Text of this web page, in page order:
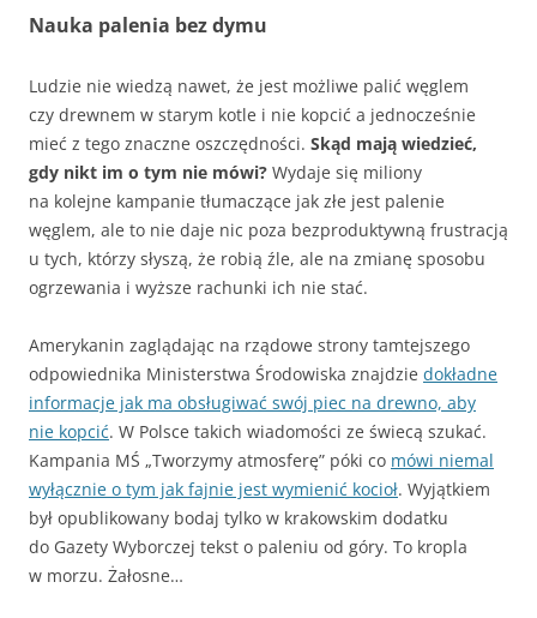
Nauka palenia bez dymu
Ludzie nie wiedzą nawet, że jest możliwe palić węglem
czy drewnem w starym kotle i nie kopcić a jednocześnie
mieć z tego znaczne oszczędności. Skąd mają wiedzieć,
gdy nikt im o tym nie mówi? Wydaje się miliony
na kolejne kampanie tłumaczące jak złe jest palenie
węglem, ale to nie daje nic poza bezproduktywną frustracją
u tych, którzy słyszą, że robią źle, ale na zmianę sposobu
ogrzewania i wyższe rachunki ich nie stać.
Amerykanin zaglądając na rządowe strony tamtejszego
odpowiednika Ministerstwa Środowiska znajdzie dokładne
informacje jak ma obsługiwać swój piec na drewno, aby
nie kopcić. W Polsce takich wiadomości ze świecą szukać.
Kampania MŚ „Tworzymy atmosferę” póki co mówi niemal
wyłącznie o tym jak fajnie jest wymienić kocioł. Wyjątkiem
był opublikowany bodaj tylko w krakowskim dodatku
do Gazety Wyborczej tekst o paleniu od góry. To kropla
w morzu. Żałosne…